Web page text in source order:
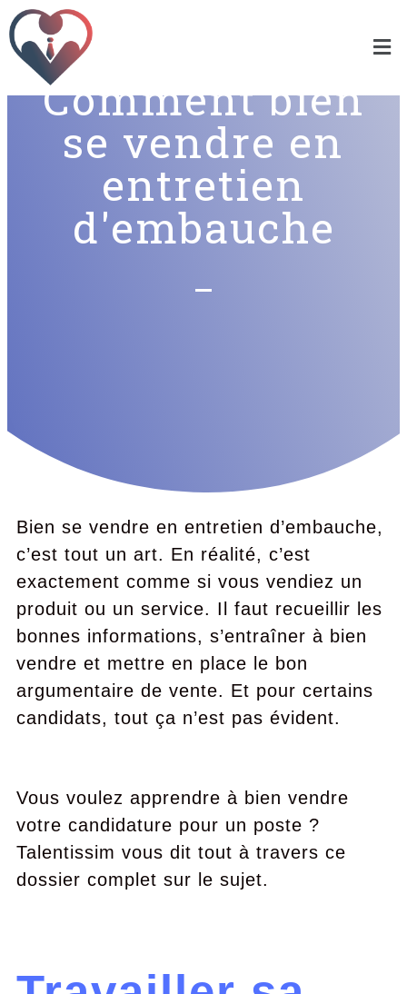
Comment bien
se vendre en
entretien
d'embauche
Bien se vendre en entretien d’embauche,
c’est tout un art. En réalité, c’est
exactement comme si vous vendiez un
produit ou un service. Il faut recueillir les
bonnes informations, s’entraîner à bien
vendre et mettre en place le bon
argumentaire de vente. Et pour certains
candidats, tout ça n’est pas évident.
Vous voulez apprendre à bien vendre
votre candidature pour un poste ?
Talentissim vous dit tout à travers ce
dossier complet sur le sujet.